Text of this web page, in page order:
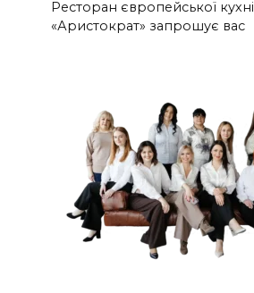
Ресторан європейської кухні
«Аристократ» запрошує вас